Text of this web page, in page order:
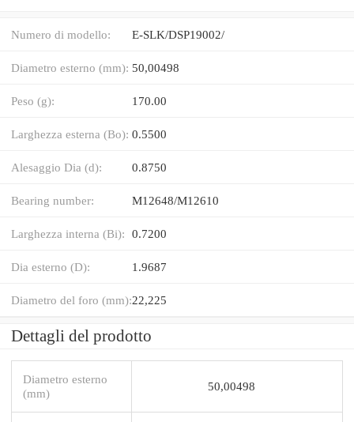
Numero di modello: E-SLK/DSP19002/
Diametro esterno (mm): 50,00498
Peso (g): 170.00
Larghezza esterna (Bo): 0.5500
Alesaggio Dia (d): 0.8750
Bearing number: M12648/M12610
Larghezza interna (Bi): 0.7200
Dia esterno (D): 1.9687
Diametro del foro (mm):22,225
Dettagli del prodotto
Diametro esterno
(mm)
50,00498